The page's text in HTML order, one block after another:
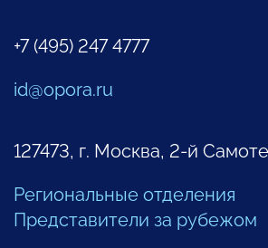
+7 (495) 247 4777
id@opora.ru
127473, г. Москва, 2-й
Региональные отделения
Представители за рубежом